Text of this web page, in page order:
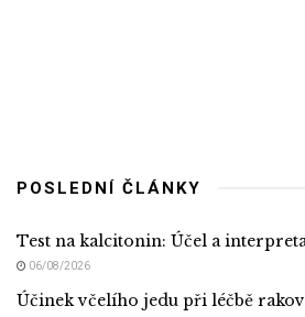
POSLEDNÍ ČLÁNKY
Test na kalcitonin: Účel a
06/08/2026
Účinek včelího jedu při léčbě